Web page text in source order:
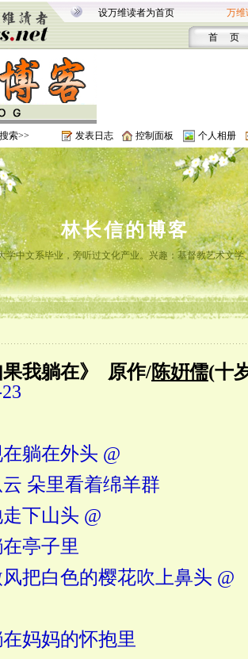
设万维读者为首页 万维
首 页
搜索>> 发表日志 控制面板 个人相册
林长信的博客
学中文系毕业，旁听过文化产业。兴趣：基督教艺术文学
我躺在》 原作/陈姸儒(十
躺在外头 @
朵里看着绵羊群
下山头 @
亭子里
把白色的樱花吹上鼻头 @
妈妈的怀抱里